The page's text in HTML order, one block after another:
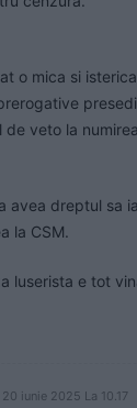
o mica si
veto la
avea dreptul sa
la CSM.
luserista e tot
iunie 2025 La 10.17